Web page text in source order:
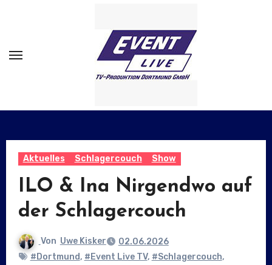
Aktuelles Schlagercouch Show
ILO & Ina Nirgendwo auf
der Schlagercouch
Von Uwe Kisker
02.06.2026
#Dortmund, #Event Live TV, #Schlagercouch,